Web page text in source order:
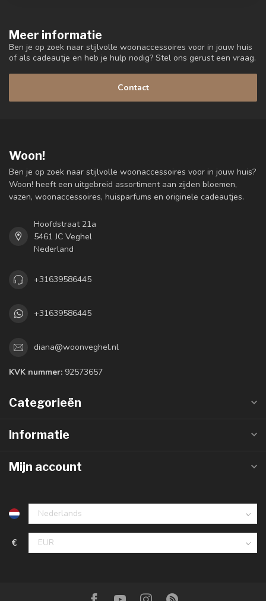
Meer informatie
Ben je op zoek naar stijlvolle woonaccessoires voor in jouw huis
of als cadeautje en heb je hulp nodig? Stel ons gerust een vraag.
Contact
Woon!
Ben je op zoek naar stijlvolle woonaccessoires voor in jouw huis?
Woon! heeft een uitgebreid assortiment aan zijden bloemen,
vazen, woonaccessoires, huisparfums en originele cadeautjes.
Hoofdstraat 21a
5461 JC Veghel
Nederland
+31639586445
+31639586445
diana@woonveghel.nl
KVK nummer: 92573657
Categorieën
Informatie
Mijn account
€